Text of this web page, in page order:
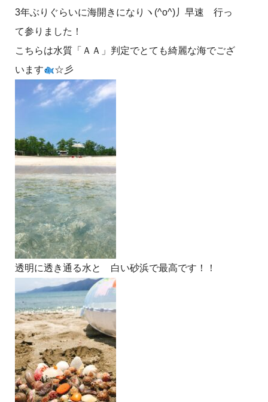
3年ぶりぐらいに海開きになりヽ(^o^)丿早速 行っ
て参りました！
こちらは水質「ＡＡ」判定でとても綺麗な海でござ
います
☆彡
透明に透き通る水と 白い砂浜で最高です！！